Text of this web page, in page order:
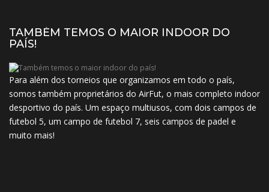
TAMBÉM TEMOS O MAIOR INDOOR DO
PAÍS!
Para além dos torneios que organizamos em todo o país,
somos também proprietários do AirFut, o mais completo indoor
desportivo do país. Um espaço multiusos, com dois campos de
futebol 5, um campo de futebol 7, seis campos de padel e
muito mais!